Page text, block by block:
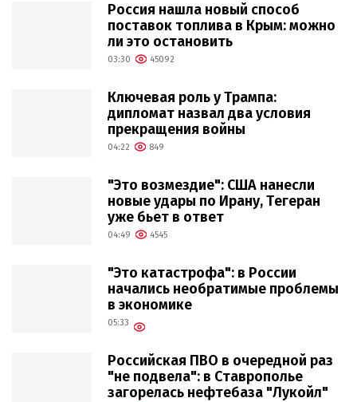
Россия нашла новый способ
поставок топлива в Крым: можно
ли это остановить
03:30 45092
Ключевая роль у Трампа:
дипломат назвал два условия
прекращения войны
04:22 849
"Это возмездие": США нанесли
новые удары по Ирану, Тегеран
уже бьет в ответ
04:49 4545
"Это катастрофа": в России
начались необратимые проблемы
в экономике
05:33
Российская ПВО в очередной раз
"не подвела": в Ставрополье
загорелась нефтебаза "Лукойл"